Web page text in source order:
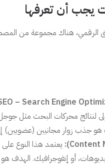
يجب أن تعرفها
الرقمي، هناك مجموعة من
لنتائج محركات البحث
جذب زوار مجانيين (عضويين)
يعتمد هذا النوع
أو إنفوجرافيك. الهدف